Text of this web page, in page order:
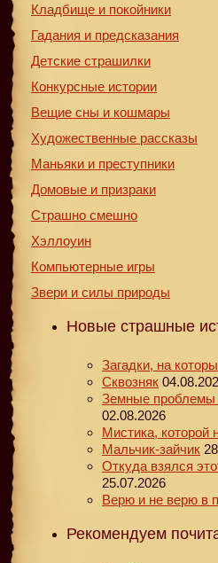
Кладбище и покойники
Гадания и предсказания
Детские страшилки
Конкурсные истории
Вещие сны и кошмары
Художественные рассказы
Маньяки и преступники
Домовые и призраки
Страшно смешно
Хэллоуин
Компьютерные игры
Звери и силы природы
Новые страшные
Загадки, на
Сквозняк
Земные проблемы
02.08.2026
Мистика, которой
Мальчик-зайчик
Откуда взялся
25.07.2026
Верю и не верю в
Рекомендуем